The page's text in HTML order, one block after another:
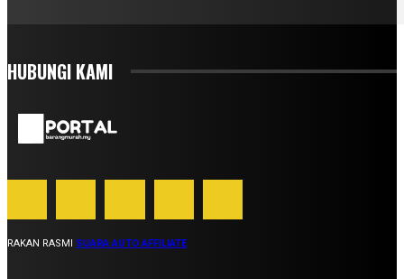
HUBUNGI KAMI
RAKAN RASMI SUARA AUTO AFFILIATE